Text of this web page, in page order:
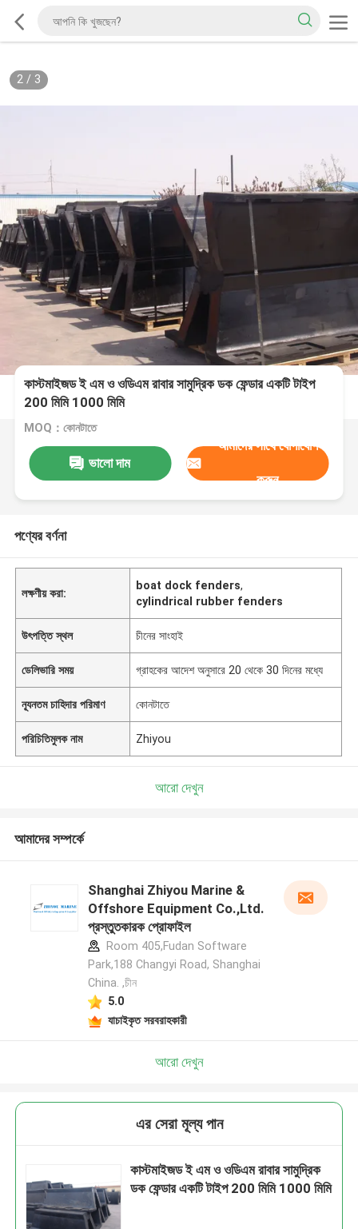
2/ 3
কাস্টমাইজড ই এম ও ওডিএম রাবার সামুদ্রিক ডক ফেন্ডার একটি টাইপ
200 মিমি 1000 মিমি
MOQ：কোনটাতে
ভালো দাম
আমাদের সাথে যোগাযোগ
করুন
পণ্যের বর্ণনা
লক্ষণীয় করা:
boat dock fenders,
cylindrical rubber fenders
উৎপত্তি স্থল চীনের সাংহাই
ডেলিভারি সময় গ্রাহকের আদেশ অনুসারে 20 থেকে 30 দিনের মধ্যে
ন্যূনতম চাহিদার পরিমাণ কোনটাতে
পরিচিতিমুলক নাম Zhiyou
আরো দেখুন
আমাদের সম্পর্কে
Shanghai Zhiyou Marine &
Offshore Equipment Co.,Ltd.
প্রস্তুতকারক প্রোফাইল
Room 405,Fudan Software
Park,188 Changyi Road, Shanghai
China. ,চীন
5.0
যাচাইকৃত সরবরাহকারী
আরো দেখুন
এর সেরা মূল্য পান
কাস্টমাইজড ই এম ও ওডিএম রাবার সামুদ্রিক
ডক ফেন্ডার একটি টাইপ 200 মিমি 1000 মিমি